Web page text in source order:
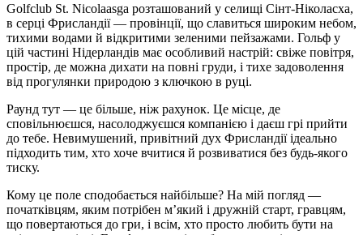
Golfclub St. Nicolaasga розташований у селищі Сінт-Ніколасха,
в серці Фрисландії — провінції, що славиться широким небом,
тихими водами й відкритими зеленими пейзажами. Гольф у
цій частині Нідерландів має особливий настрій: свіже повітря,
простір, де можна дихати на повні груди, і тихе задоволення
від прогулянки природою з ключкою в руці.
Раунд тут — це більше, ніж рахунок. Це місце, де
сповільнюєшся, насолоджуєшся компанією і даєш грі прийти
до тебе. Невимушений, привітний дух Фрисландії ідеально
підходить тим, хто хоче вчитися й розвиватися без будь-якого
тиску.
Кому це поле сподобається найбільше? На мій погляд —
початківцям, яким потрібен м’який і дружній старт, гравцям,
що повертаються до гри, і всім, хто просто любить бути на